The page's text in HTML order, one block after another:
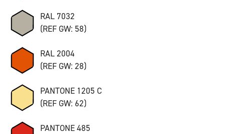
RAL 7032
(REF GW: 58)
RAL 2004
(REF GW: 28)
PANTONE 1205 C
(REF GW: 62)
PANTONE 485